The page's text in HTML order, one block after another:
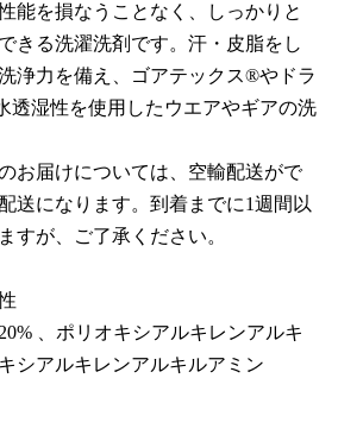
能を損なうことなく、しっかりと
きる洗濯洗剤です。汗・皮脂をし
浄力を備え、ゴアテックス®やドラ
透湿性を使用したウエアやギアの洗
お届けについては、空輸配送がで
送になります。到着までに1週間以
すが、ご了承ください。
、ポリオキシアルキレンアルキ
シアルキレンアルキルアミン